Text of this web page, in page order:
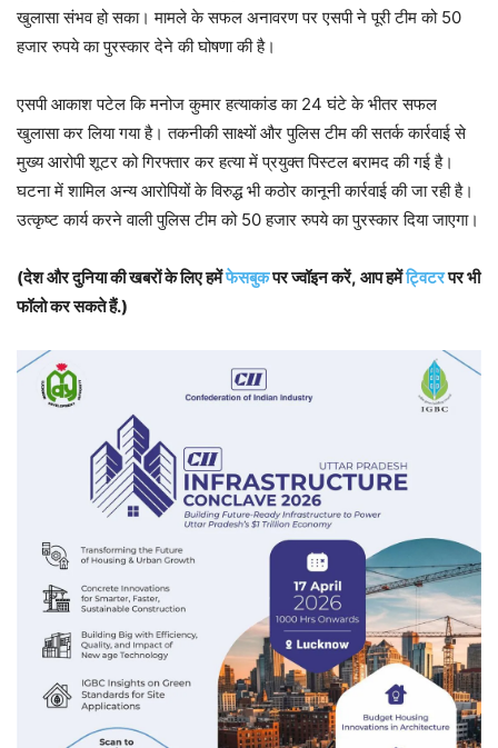
खुलासा संभव हो सका। मामले के सफल अनावरण पर एसपी ने पूरी टीम को 50
हजार रुपये का पुरस्कार देने की घोषणा की है।
एसपी आकाश पटेल कि मनोज कुमार हत्याकांड का 24 घंटे के भीतर सफल
खुलासा कर लिया गया है। तकनीकी साक्ष्यों और पुलिस टीम की सतर्क कार्रवाई से
मुख्य आरोपी शूटर को गिरफ्तार कर हत्या में प्रयुक्त पिस्टल बरामद की गई है।
घटना में शामिल अन्य आरोपियों के विरुद्ध भी कठोर कानूनी कार्रवाई की जा रही है।
उत्कृष्ट कार्य करने वाली पुलिस टीम को 50 हजार रुपये का पुरस्कार दिया जाएगा।
(देश और दुनिया की खबरों के लिए हमेंफेसबुकपर ज्वॉइन करें, आप हमेंट्विटरपर भी
फॉलो कर सकते हैं.)